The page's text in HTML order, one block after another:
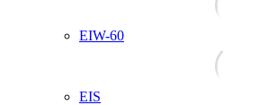
EIW-60
EIS